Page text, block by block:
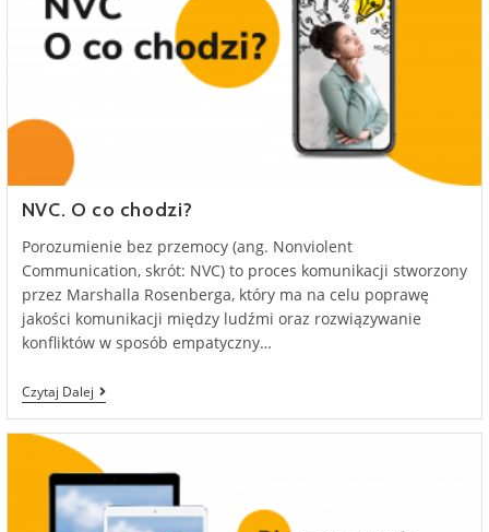
NVC. O co chodzi?
Porozumienie bez przemocy (ang. Nonviolent
Communication, skrót: NVC) to proces komunikacji stworzony
przez Marshalla Rosenberga, który ma na celu poprawę
jakości komunikacji między ludźmi oraz rozwiązywanie
konfliktów w sposób empatyczny…
Czytaj DalejNVC.
O